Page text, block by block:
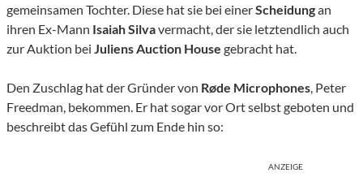
gemeinsamen Tochter. Diese hat sie bei einerScheidungan
ihren Ex-Mann Isaiah Silvavermacht, der sie letztendlich auch
zur Auktion bei Juliens Auction House gebracht hat.
Den Zuschlag hat der Gründer von Røde Microphones, Peter
Freedman, bekommen. Er hat sogar vor Ort selbst geboten und
beschreibt das Gefühl zum Ende hin so:
ANZEIGE